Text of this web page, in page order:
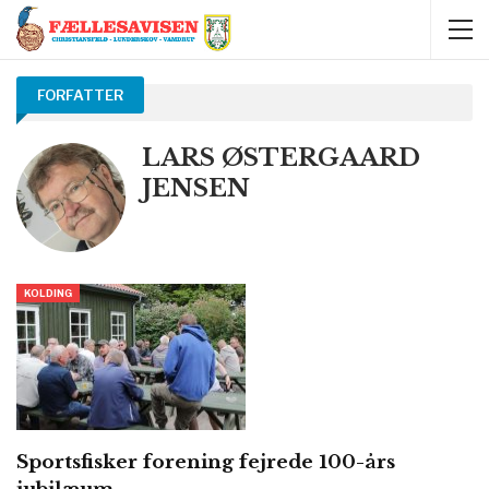
FORFATTER
LARS ØSTERGAARD
JENSEN
KOLDING
Sportsfisker forening fejrede 100-års